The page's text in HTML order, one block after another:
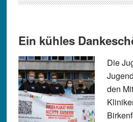
Ein kühles
Die
den